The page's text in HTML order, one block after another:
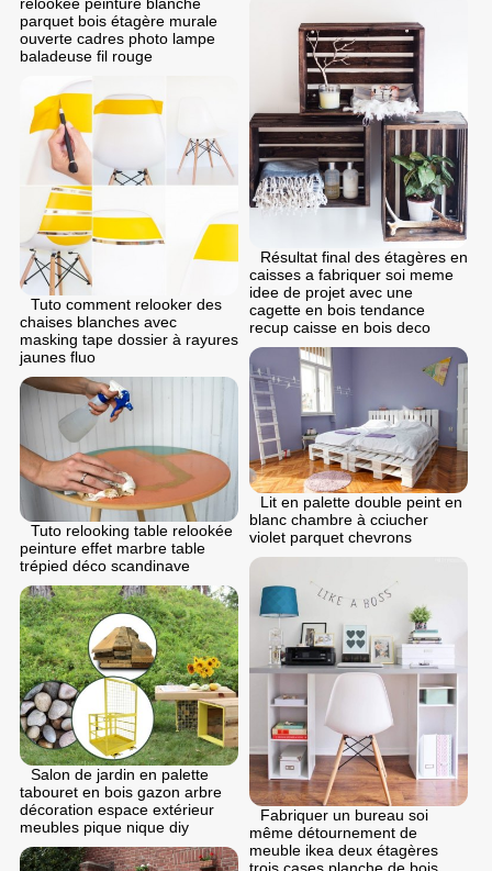
parquet bois étagère murale
ouverte cadres photo lampe
baladeuse fil rouge
Résultat final des étagères en
caisses a fabriquer soi meme
idee de projet avec une
cagette en bois tendance
recup caisse en bois deco
Tuto comment relooker des
chaises blanches avec
masking tape dossier à rayures
jaunes fluo
Lit en palette double peint en
blanc chambre à cciucher
violet parquet chevrons
Tuto relooking table relookée
peinture effet marbre table
trépied déco scandinave
Fabriquer un bureau soi
même détournement de
meuble ikea deux étagères
Salon de jardin en palette
tabouret en bois gazon arbre
décoration espace extérieur
meubles pique nique diy